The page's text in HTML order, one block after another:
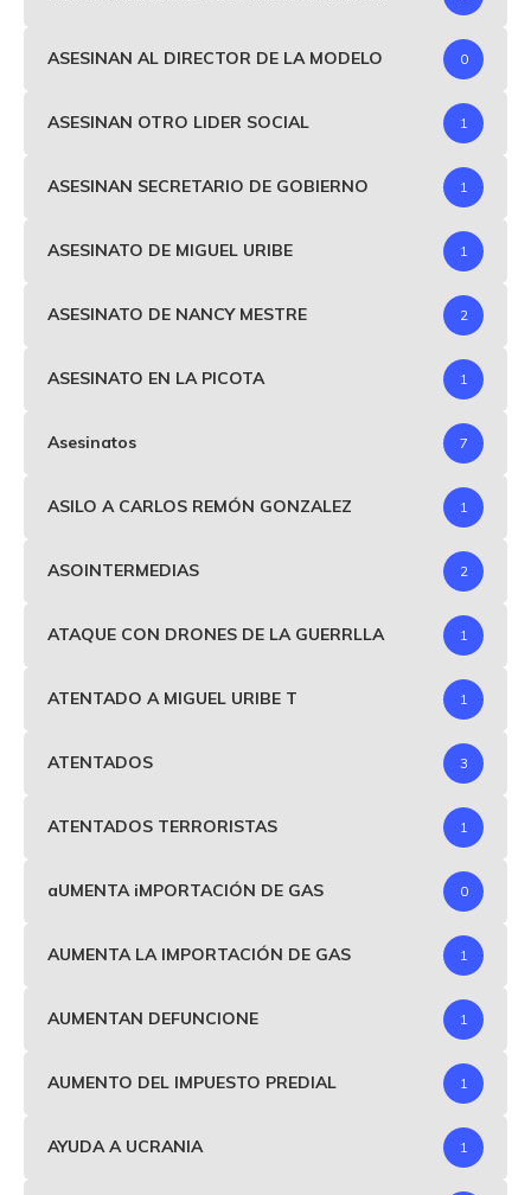
ASESINAN AL DIRECTOR DE LA MODELO 0
ASESINAN OTRO LIDER SOCIAL 1
ASESINAN SECRETARIO DE GOBIERNO 1
ASESINATO DE MIGUEL URIBE 1
ASESINATO DE NANCY MESTRE 2
ASESINATO EN LA PICOTA 1
Asesinatos 7
ASILO A CARLOS REMÓN GONZALEZ 1
ASOINTERMEDIAS 2
ATAQUE CON DRONES DE LA GUERRLLA 1
ATENTADO A MIGUEL URIBE T 1
ATENTADOS 3
ATENTADOS TERRORISTAS 1
aUMENTA iMPORTACIÓN DE GAS 0
AUMENTA LA IMPORTACIÓN DE GAS 1
AUMENTAN DEFUNCIONE 1
AUMENTO DEL IMPUESTO PREDIAL 1
AYUDA A UCRANIA 1